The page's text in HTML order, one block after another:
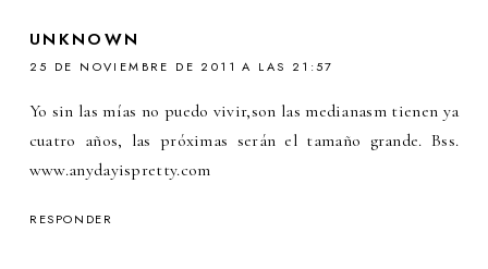
UNKNOWN
25 DE NOVIEMBRE DE 2011 A LAS 21:57
Yo sin las mías no puedo vivir,son las medianasm tienen ya
cuatro años, las próximas serán el tamaño grande. Bss.
www.anydayispretty.com
RESPONDER